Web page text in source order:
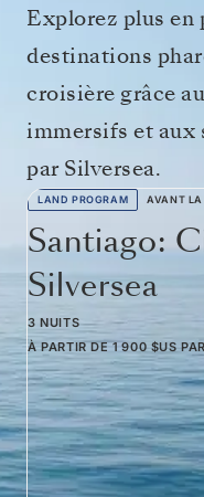
Explorez plus en
destinations
croisière grâce
immersifs et aux
par Silversea.
LAND PROGRAM AVANT LA
Santiago:
Silversea
3 NUITS
À PARTIR DE 1 900 $US